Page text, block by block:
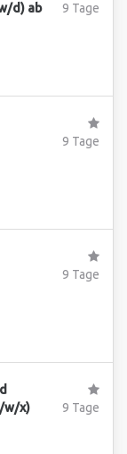
d) ab
9 Tage
9 Tage
9 Tage
w/x)
9 Tage